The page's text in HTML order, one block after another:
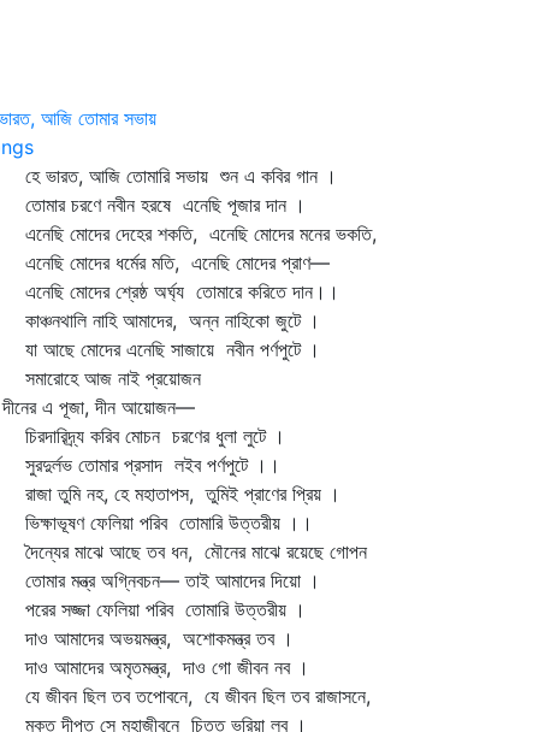
আজি তোমার সভায়
ভারত, আজি তোমারি সভায় শুন এ কবির গান ।
চরণে নবীন হরষে এনেছি পূজার দান ।
মোদের দেহের শকতি, এনেছি মোদের মনের ভকতি,
মোদের ধর্মের মতি, এনেছি মোদের প্রাণ—
মোদের শ্রেষ্ঠ অর্ঘ্য তোমারে করিতে দান।।
নাহি আমাদের, অন্ন নাহিকো জুটে ।
আছে মোদের এনেছি সাজায়ে নবীন পর্ণপুটে ।
আজ নাই প্রয়োজন
এ পূজা, দীন আয়োজন—
করিব মোচন চরণের ধুলা লুটে ।
তোমার প্রসাদ লইব পর্ণপুটে ।।
তুমি নহ, হে মহাতাপস, তুমিই প্রাণের প্রিয় ।
ফেলিয়া পরিব তোমারি উত্তরীয় ।।
মাঝে আছে তব ধন, মৌনের মাঝে রয়েছে গোপন
মন্ত্র অগ্নিবচন— তাই আমাদের দিয়ো ।
সজ্জা ফেলিয়া পরিব তোমারি উত্তরীয় ।
আমাদের অভয়মন্ত্র, অশোকমন্ত্র তব ।
আমাদের অমৃতমন্ত্র, দাও গো জীবন নব ।
জীবন ছিল তব তপোবনে, যে জীবন ছিল তব রাজাসনে,
দীপ্ত সে মহাজীবনে চিত্ত ভরিয়া লব ।